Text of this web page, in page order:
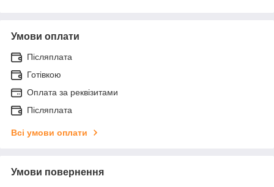
Умови оплати
Післяплата
Готівкою
Оплата за реквізитами
Післяплата
Всі умови оплати
Умови повернення